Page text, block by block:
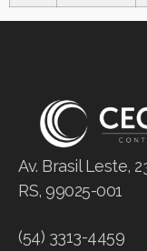
Av. Brasil Leste,
RS, 99025-001
(54) 3313-4459